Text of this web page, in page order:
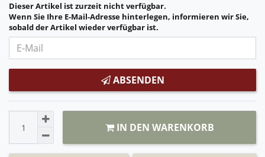
Dieser Artikel ist zurzeit nicht verfügbar.
Wenn Sie Ihre E-Mail-Adresse hinterlegen, informieren wir Sie,
sobald der Artikel wieder verfügbar ist.
ABSENDEN
IN DEN WARENKORB